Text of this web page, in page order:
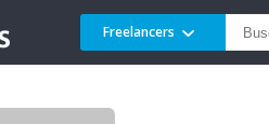
Freelancers